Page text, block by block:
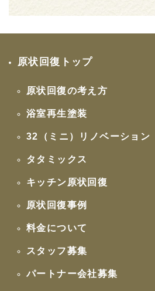
原状回復トップ
原状回復の考え方
浴室再生塗装
32（ミニ）リノベーション
タタミックス
キッチン原状回復
原状回復事例
料金について
スタッフ募集
パートナー会社募集